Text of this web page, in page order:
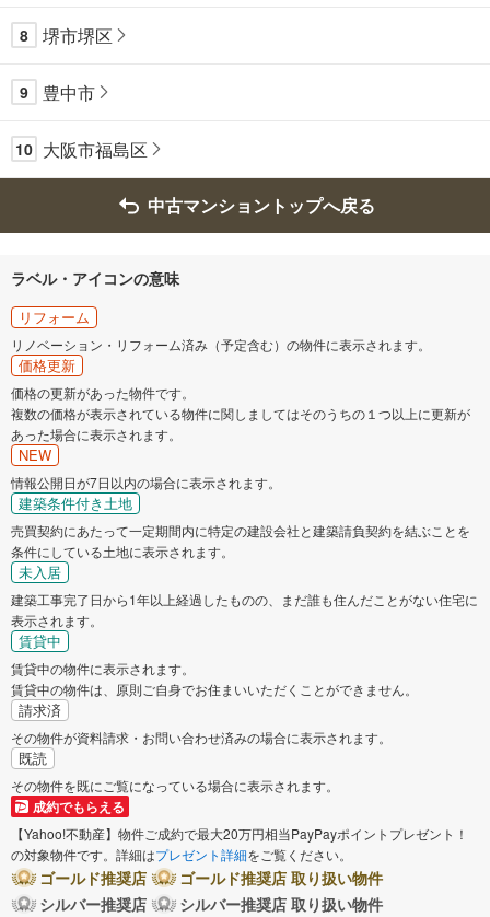
8 堺市堺区
9 豊中市
10 大阪市福島区
中古マンショントップへ戻る
ラベル・アイコンの意味
リフォーム
リノベーション・リフォーム済み（予定含む）の物件に表示されます。
価格更新
価格の更新があった物件です。
複数の価格が表示されている物件に関しましてはそのうちの１つ以上に更新が
あった場合に表示されます。
NEW
情報公開日が7日以内の場合に表示されます。
建築条件付き土地
売買契約にあたって一定期間内に特定の建設会社と建築請負契約を結ぶことを
条件にしている土地に表示されます。
未入居
建築工事完了日から1年以上経過したものの、まだ誰も住んだことがない住宅に
表示されます。
賃貸中
賃貸中の物件に表示されます。
賃貸中の物件は、原則ご自身でお住まいいただくことができません。
請求済
その物件が資料請求・お問い合わせ済みの場合に表示されます。
既読
その物件を既にご覧になっている場合に表示されます。
成約でもらえる
【Yahoo!不動産】物件ご成約で最大20万円相当PayPayポイントプレゼント！
の対象物件です。詳細はプレゼント詳細をご覧ください。
ゴールド推奨店
ゴールド推奨店 取り扱い物件
シルバー推奨店
シルバー推奨店 取り扱い物件